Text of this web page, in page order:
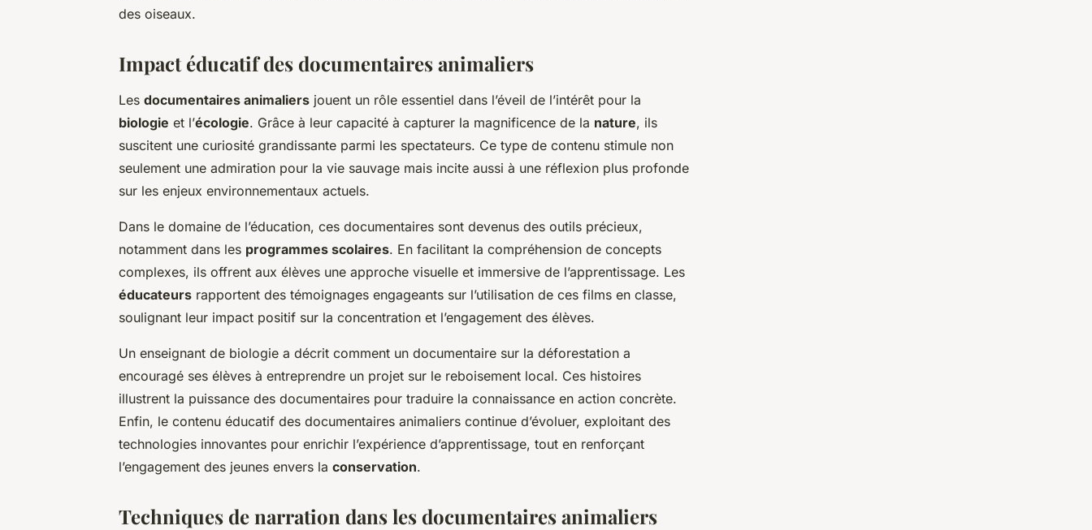
des oiseaux.
Impact éducatif des documentaires animaliers
Les documentaires animaliers jouent un rôle essentiel dans l’éveil de l’intérêt pour la
biologie et l’écologie. Grâce à leur capacité à capturer la magnificence de la nature, ils
suscitent une curiosité grandissante parmi les spectateurs. Ce type de contenu stimule non
seulement une admiration pour la vie sauvage mais incite aussi à une réflexion plus profonde
sur les enjeux environnementaux actuels.
Dans le domaine de l’éducation, ces documentaires sont devenus des outils précieux,
notamment dans les programmes scolaires. En facilitant la compréhension de concepts
complexes, ils offrent aux élèves une approche visuelle et immersive de l’apprentissage. Les
éducateurs rapportent des témoignages engageants sur l’utilisation de ces films en classe,
soulignant leur impact positif sur la concentration et l’engagement des élèves.
Un enseignant de biologie a décrit comment un documentaire sur la déforestation a
encouragé ses élèves à entreprendre un projet sur le reboisement local. Ces histoires
illustrent la puissance des documentaires pour traduire la connaissance en action concrète.
Enfin, le contenu éducatif des documentaires animaliers continue d’évoluer, exploitant des
technologies innovantes pour enrichir l’expérience d’apprentissage, tout en renforçant
l’engagement des jeunes envers la conservation.
Techniques de narration dans les documentaires animaliers